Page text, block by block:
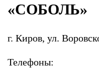
«СОБОЛЬ»
г. Киров, ул.
Телефоны: